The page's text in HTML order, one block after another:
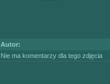
Autor:
Nie ma komentarzy dla tego zdjęcia